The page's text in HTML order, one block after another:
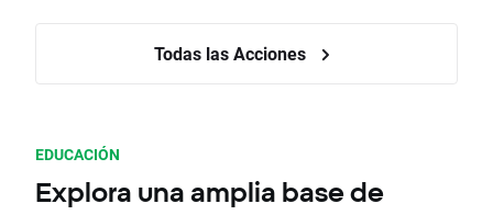
Todas las Acciones
EDUCACIÓN
Explora una amplia base de